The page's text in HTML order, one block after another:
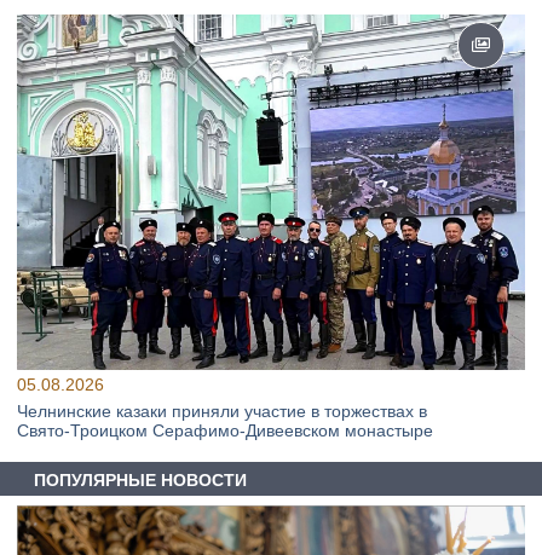
05.08.2026
Челнинские казаки приняли участие в торжествах в
Свято‑Троицком Серафимо‑Дивеевском монастыре
ПОПУЛЯРНЫЕ НОВОСТИ